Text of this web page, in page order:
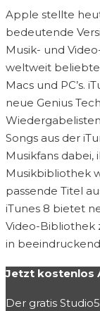
Apple stellte
bedeutende
Musik- und
weltweit
Macs und PC’s.
neue Genius
Songs aus der
Musikfans dabei,
Musikbibliothek
passende Titel
iTunes 8 bietet
Video-Bibliothek
in
Jetzt kostenlos
Der gratis